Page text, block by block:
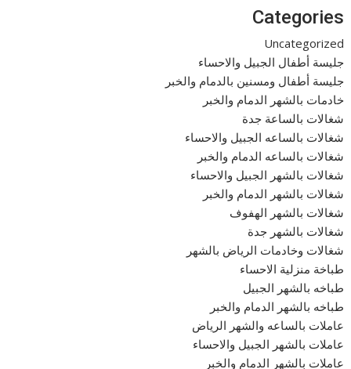
Categories
Uncategorized
جليسة أطفال الجبيل والاحساء
جليسة أطفال ومسنين بالدمام والخبر
خادمات بالشهر الدمام والخبر
شغالات بالساعة جدة
شغالات بالساعه الجبيل والاحساء
شغالات بالساعه الدمام والخبر
شغالات بالشهر الجبيل والاحساء
شغالات بالشهر الدمام والخبر
شغالات بالشهر الهفوف
شغالات بالشهر جدة
شغالات وخادمات الرياض بالشهر
طباخة منزلية الاحساء
طباخه بالشهر الجبيل
طباخه بالشهر الدمام والخبر
عاملات بالساعه والشهر الرياض
عاملات بالشهر الجبيل والاحساء
عاملات بالشهر الدمام والخبر